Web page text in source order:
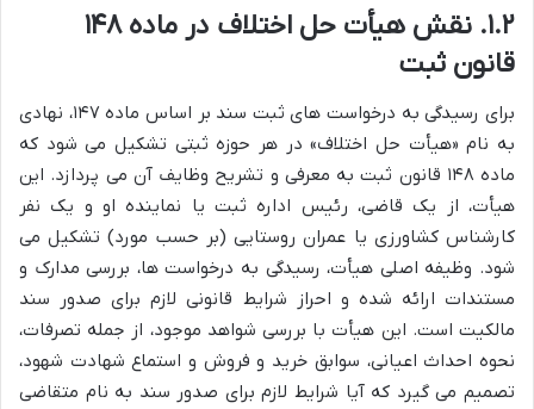
۱.۲. نقش هیأت حل اختلاف در ماده ۱۴۸
قانون ثبت
برای رسیدگی به درخواست های ثبت سند بر اساس ماده ۱۴۷، نهادی
به نام «هیأت حل اختلاف» در هر حوزه ثبتی تشکیل می شود که
ماده ۱۴۸ قانون ثبت به معرفی و تشریح وظایف آن می پردازد. این
هیأت، از یک قاضی، رئیس اداره ثبت یا نماینده او و یک نفر
کارشناس کشاورزی یا عمران روستایی (بر حسب مورد) تشکیل می
شود. وظیفه اصلی هیأت، رسیدگی به درخواست ها، بررسی مدارک و
مستندات ارائه شده و احراز شرایط قانونی لازم برای صدور سند
مالکیت است. این هیأت با بررسی شواهد موجود، از جمله تصرفات،
نحوه احداث اعیانی، سوابق خرید و فروش و استماع شهادت شهود،
تصمیم می گیرد که آیا شرایط لازم برای صدور سند به نام متقاضی